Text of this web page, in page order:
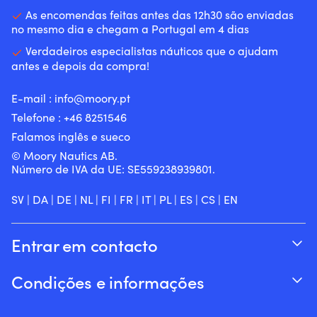
As encomendas feitas antes das 12h30 são enviadas
no mesmo dia e chegam a Portugal em 4 dias
Verdadeiros especialistas náuticos que o ajudam
antes e depois da compra!
E-mail : info@moory.pt
Telefone : +46 8251546
Falamos inglês e sueco
© Moory Nautics AB.
Número de IVA da UE: SE559238939801.
SV | DA | DE | NL| FI | FR | IT| PL| ES | CS | EN
Entrar em contacto
Sobre a Moory
Condições e informações